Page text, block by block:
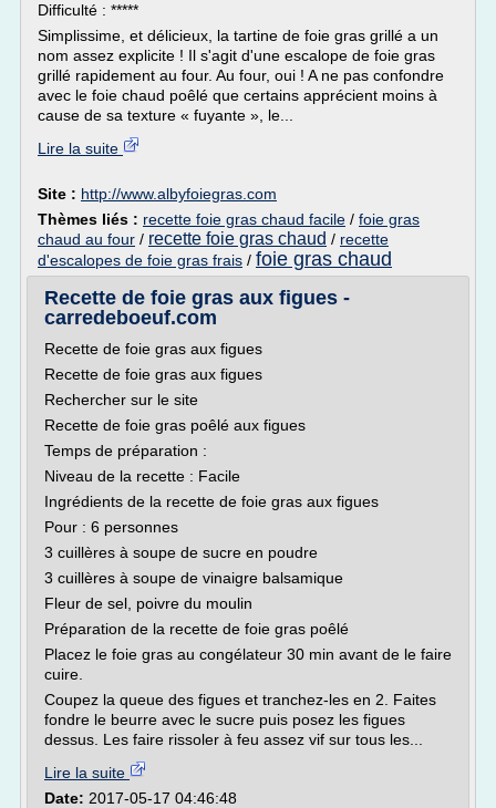
Difficulté : *****
Simplissime, et délicieux, la tartine de foie gras grillé a un
nom assez explicite ! Il s'agit d'une escalope de foie gras
grillé rapidement au four. Au four, oui ! A ne pas confondre
avec le foie chaud poêlé que certains apprécient moins à
cause de sa texture « fuyante », le...
Lire la suite
Site : http://www.albyfoiegras.com
Thèmes liés : recette foie gras chaud facile / foie gras
chaud au four / recette foie gras chaud / recette
d'escalopes de foie gras frais / foie gras chaud
Recette de foie gras aux figues -
carredeboeuf.com
Recette de foie gras aux figues
Recette de foie gras aux figues
Rechercher sur le site
Recette de foie gras poêlé aux figues
Temps de préparation :
Niveau de la recette : Facile
Ingrédients de la recette de foie gras aux figues
Pour : 6 personnes
3 cuillères à soupe de sucre en poudre
3 cuillères à soupe de vinaigre balsamique
Fleur de sel, poivre du moulin
Préparation de la recette de foie gras poêlé
Placez le foie gras au congélateur 30 min avant de le faire
cuire.
Coupez la queue des figues et tranchez-les en 2. Faites
fondre le beurre avec le sucre puis posez les figues
dessus. Les faire rissoler à feu assez vif sur tous les...
Lire la suite
Date: 2017-05-17 04:46:48